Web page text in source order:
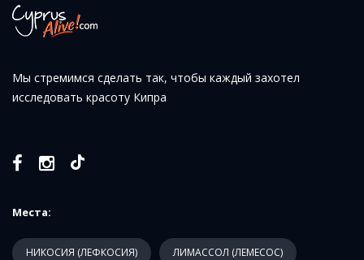
Мы стремимся сделать так, чтобы каждый захотел
исследовать красоту Кипра
Места:
НИКОСИЯ (ЛЕФКОСИЯ) ЛИМАССОЛ (ЛЕМЕСОС)